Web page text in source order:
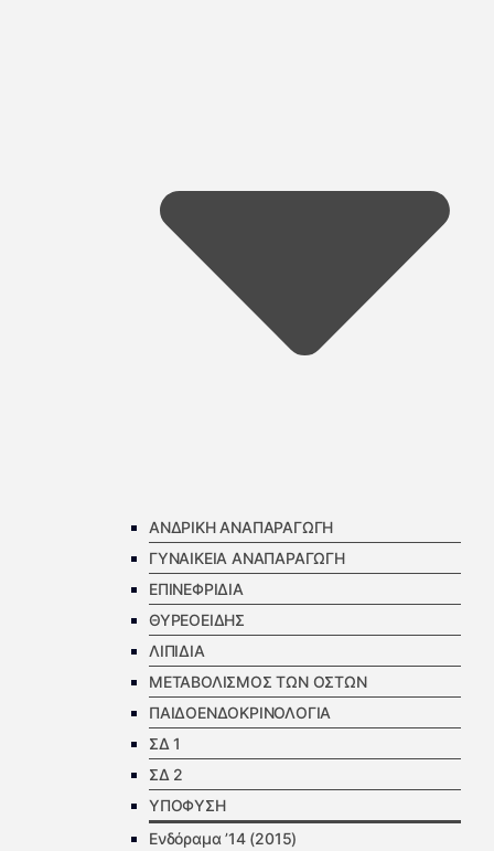
ΑΝΔΡΙΚΗ ΑΝΑΠΑΡΑΓΩΓΗ
ΓΥΝΑΙΚΕΙΑ ΑΝΑΠΑΡΑΓΩΓΗ
ΕΠΙΝΕΦΡΙΔΙΑ
ΘΥΡΕΟΕΙΔΗΣ
ΛΙΠΙΔΙΑ
ΜΕΤΑΒΟΛΙΣΜΟΣ ΤΩΝ ΟΣΤΩΝ
ΠΑΙΔΟΕΝΔΟΚΡΙΝΟΛΟΓΙΑ
ΣΔ 1
ΣΔ 2
ΥΠΟΦΥΣΗ
Ενδόραμα ’14 (2015)